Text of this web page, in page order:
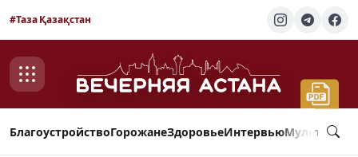
#Таза Қазақстан
БлагоустройствоГорожанеЗдоровьеИнтервью